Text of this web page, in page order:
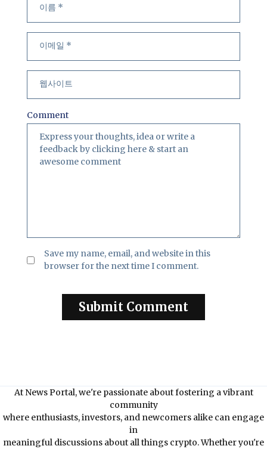
Comment
Save my name, email, and website in this
browser for the next time I comment.
At News Portal, we're passionate about fostering a vibrant
community
where enthusiasts, investors, and newcomers alike can engage
in
meaningful discussions about all things crypto. Whether you're